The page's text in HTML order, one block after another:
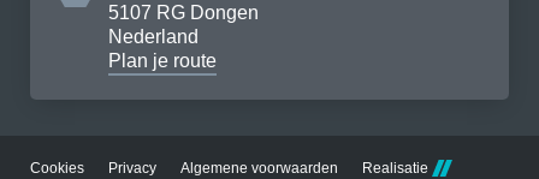
5107 RG Dongen
Nederland
Plan je route
Cookies Privacy Algemene voorwaarden Realisatie